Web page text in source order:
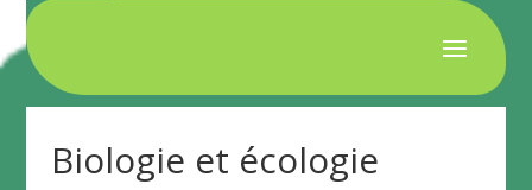
Biologie et écologie